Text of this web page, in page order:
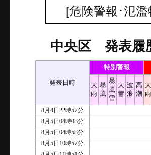
[危険警報･氾
中央区 発表履
発表日時
特別警報
大
雨
暴
風
暴
風
雪
大
雪
波
浪
高
潮
大
雨
8月4日22時57分
8月5日04時08分
8月5日04時58分
8月5日10時57分